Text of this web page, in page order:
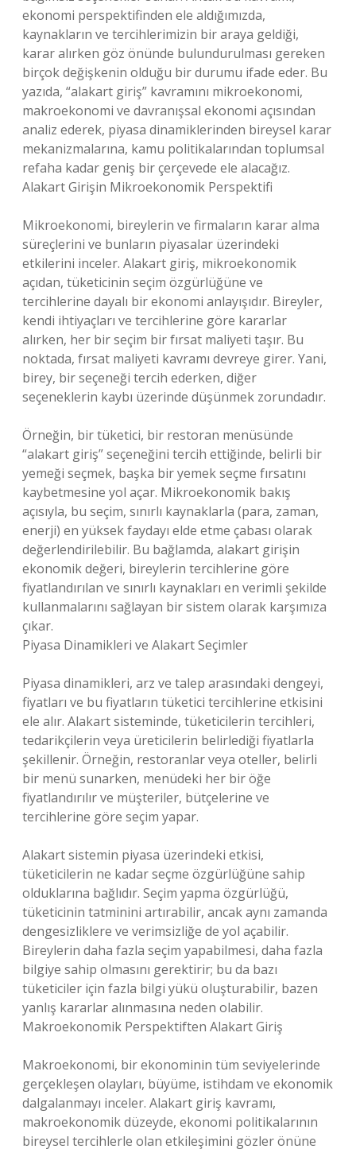
ekonomi perspektifinden ele aldığımızda,
kaynakların ve tercihlerimizin bir araya geldiği,
karar alırken göz önünde bulundurulması gereken
birçok değişkenin olduğu bir durumu ifade eder. Bu
yazıda, “alakart giriş” kavramını mikroekonomi,
makroekonomi ve davranışsal ekonomi açısından
analiz ederek, piyasa dinamiklerinden bireysel karar
mekanizmalarına, kamu politikalarından toplumsal
refaha kadar geniş bir çerçevede ele alacağız.
Alakart Girişin Mikroekonomik Perspektifi
Mikroekonomi, bireylerin ve firmaların karar alma
süreçlerini ve bunların piyasalar üzerindeki
etkilerini inceler. Alakart giriş, mikroekonomik
açıdan, tüketicinin seçim özgürlüğüne ve
tercihlerine dayalı bir ekonomi anlayışıdır. Bireyler,
kendi ihtiyaçları ve tercihlerine göre kararlar
alırken, her bir seçim bir fırsat maliyeti taşır. Bu
noktada, fırsat maliyeti kavramı devreye girer. Yani,
birey, bir seçeneği tercih ederken, diğer
seçeneklerin kaybı üzerinde düşünmek zorundadır.
Örneğin, bir tüketici, bir restoran menüsünde
“alakart giriş” seçeneğini tercih ettiğinde, belirli bir
yemeği seçmek, başka bir yemek seçme fırsatını
kaybetmesine yol açar. Mikroekonomik bakış
açısıyla, bu seçim, sınırlı kaynaklarla (para, zaman,
enerji) en yüksek faydayı elde etme çabası olarak
değerlendirilebilir. Bu bağlamda, alakart girişin
ekonomik değeri, bireylerin tercihlerine göre
fiyatlandırılan ve sınırlı kaynakları en verimli şekilde
kullanmalarını sağlayan bir sistem olarak karşımıza
çıkar.
Piyasa Dinamikleri ve Alakart Seçimler
Piyasa dinamikleri, arz ve talep arasındaki dengeyi,
fiyatları ve bu fiyatların tüketici tercihlerine etkisini
ele alır. Alakart sisteminde, tüketicilerin tercihleri,
tedarikçilerin veya üreticilerin belirlediği fiyatlarla
şekillenir. Örneğin, restoranlar veya oteller, belirli
bir menü sunarken, menüdeki her bir öğe
fiyatlandırılır ve müşteriler, bütçelerine ve
tercihlerine göre seçim yapar.
Alakart sistemin piyasa üzerindeki etkisi,
tüketicilerin ne kadar seçme özgürlüğüne sahip
olduklarına bağlıdır. Seçim yapma özgürlüğü,
tüketicinin tatminini artırabilir, ancak aynı zamanda
dengesizliklere ve verimsizliğe de yol açabilir.
Bireylerin daha fazla seçim yapabilmesi, daha fazla
bilgiye sahip olmasını gerektirir; bu da bazı
tüketiciler için fazla bilgi yükü oluşturabilir, bazen
yanlış kararlar alınmasına neden olabilir.
Makroekonomik Perspektiften Alakart Giriş
Makroekonomi, bir ekonominin tüm seviyelerinde
gerçekleşen olayları, büyüme, istihdam ve ekonomik
dalgalanmayı inceler. Alakart giriş kavramı,
makroekonomik düzeyde, ekonomi politikalarının
bireysel tercihlerle olan etkileşimini gözler önüne